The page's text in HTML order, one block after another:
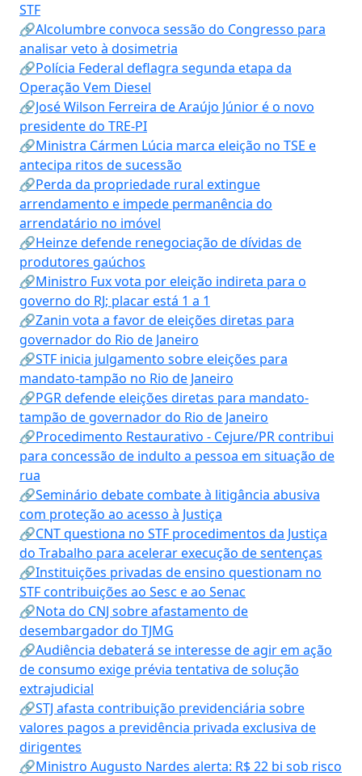
STF
🔗Alcolumbre convoca sessão do Congresso para
analisar veto à dosimetria
🔗Polícia Federal deflagra segunda etapa da
Operação Vem Diesel
🔗José Wilson Ferreira de Araújo Júnior é o novo
presidente do TRE-PI
🔗Ministra Cármen Lúcia marca eleição no TSE e
antecipa ritos de sucessão
🔗Perda da propriedade rural extingue
arrendamento e impede permanência do
arrendatário no imóvel
🔗Heinze defende renegociação de dívidas de
produtores gaúchos
🔗Ministro Fux vota por eleição indireta para o
governo do RJ; placar está 1 a 1
🔗Zanin vota a favor de eleições diretas para
governador do Rio de Janeiro
🔗STF inicia julgamento sobre eleições para
mandato-tampão no Rio de Janeiro
🔗PGR defende eleições diretas para mandato-
tampão de governador do Rio de Janeiro
🔗Procedimento Restaurativo - Cejure/PR contribui
para concessão de indulto a pessoa em situação de
rua
🔗Seminário debate combate à litigância abusiva
com proteção ao acesso à Justiça
🔗CNT questiona no STF procedimentos da Justiça
do Trabalho para acelerar execução de sentenças
🔗Instituições privadas de ensino questionam no
STF contribuições ao Sesc e ao Senac
🔗Nota do CNJ sobre afastamento de
desembargador do TJMG
🔗Audiência debaterá se interesse de agir em ação
de consumo exige prévia tentativa de solução
extrajudicial
🔗STJ afasta contribuição previdenciária sobre
valores pagos a previdência privada exclusiva de
dirigentes
🔗Ministro Augusto Nardes alerta: R$ 22 bi sob risco